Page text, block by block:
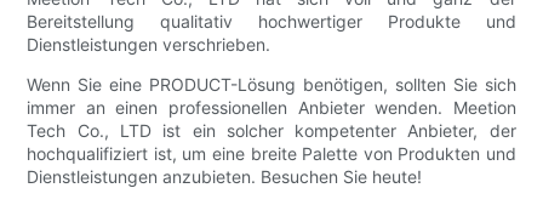
Bereitstellung qualitativ hochwertiger Produkte und
Dienstleistungen verschrieben.
Wenn Sie eine PRODUCT-Lösung benötigen, sollten Sie sich
immer an einen professionellen Anbieter wenden. Meetion
Tech Co., LTD ist ein solcher kompetenter Anbieter, der
hochqualifiziert ist, um eine breite Palette von Produkten und
Dienstleistungen anzubieten. Besuchen Sie heute!